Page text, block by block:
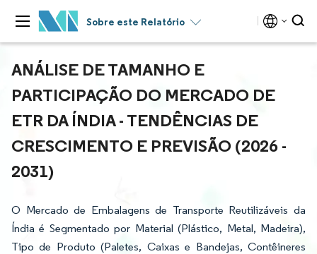
Sobre este Relatório
ANÁLISE DE TAMANHO E
PARTICIPAÇÃO DO MERCADO DE
ETR DA ÍNDIA - TENDÊNCIAS DE
CRESCIMENTO E PREVISÃO (2026 -
2031)
O Mercado de Embalagens de Transporte Reutilizáveis da
Índia é Segmentado por Material (Plástico, Metal, Madeira),
Tipo de Produto (Paletes, Caixas e Bandejas, Contêineres